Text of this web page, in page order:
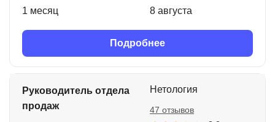
1 месяц 8 августа
Подробнее
Руководитель отдела
продаж
Нетология
47 отзывов